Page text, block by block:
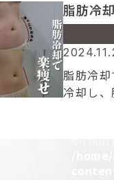
on null
/
109
４℃に冷
脂肪冷
109
/
脂肪冷
冷却し